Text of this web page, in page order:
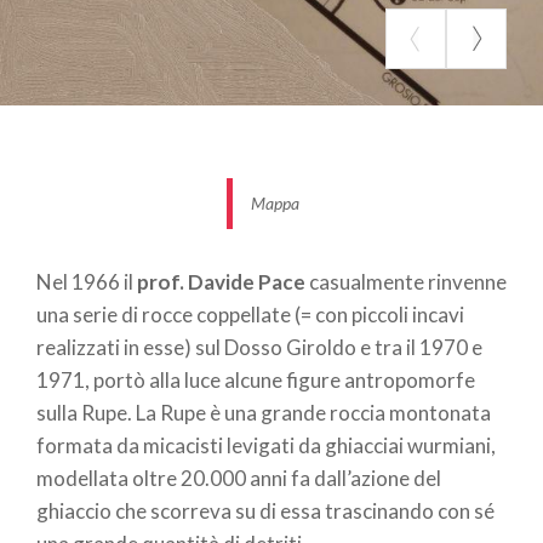
cosiddetto “castello gemino” e poi entrando nel
vero e proprio parco archeologico.
Più nello specifico potremmo ricordare anche i nomi
appunto a S. Faustino e Giovita – sì, c’è anche lui! Ne
sanno qualcosa i nostri amici bresciani), mentre in
comune diGrosiosi trova il “castrum novum”,
costruito tra il 1350 e il 1375 per volere dei Visconti
(i signori di Milano).
La nuova struttura si adeguava alle mutate
esigenze strategiche
, visto che già nel 1376 venne
usato come base dalle truppe viscontee che,
Mappa
Nel 1966 il prof. Davide Pace casualmente rinvenne
una serie di rocce coppellate (= con piccoli incavi
realizzati in esse) sul Dosso Giroldo e tra il 1970 e
1971, portò alla luce alcune figure antropomorfe
sulla Rupe. La Rupe è una grande roccia montonata
formata da micacisti levigati da ghiacciai wurmiani,
modellata oltre 20.000 anni fa dall’azione del
ghiaccio che scorreva su di essa trascinando con sé